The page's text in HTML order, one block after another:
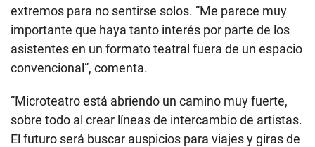
extremos para no sentirse solos. “Me parece muy
importante que haya tanto interés por parte de los
asistentes en un formato teatral fuera de un espacio
convencional”, comenta.
“Microteatro está abriendo un camino muy fuerte,
sobre todo al crear líneas de intercambio de artistas.
El futuro será buscar auspicios para viajes y giras de